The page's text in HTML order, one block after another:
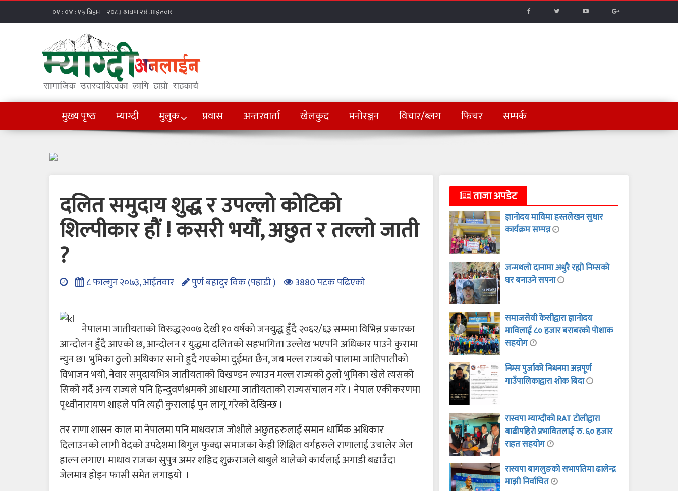
मुख्य पृष्‍ठ म्याग्दी मुलुक प्रवास अन्तरवार्ता खेलकुद मनोरञ्जन विचार/ब्लग फिचर सम्पर्क
दलित समुदाय शुद्ध र उपल्लो कोटिको
शिल्पीकार हौं ! कसरी भयौं, अछुत र तल्लो जाती
?
८ फाल्गुन २०७३, आईतवार पुर्ण बहादुर विक (पहाडी ) 3880 पटक पढिएको
नेपालमा जातीयताको विरुद्ध२००७ देखी १० वर्षको जनयुद्ध हुँदै २०६२/६३ सम्ममा विभिन्न प्रकारका
आन्दोलन हुँदै आएको छ, आन्दोलन र युद्धमा दलितको सहभागिता उल्लेख भएपनि अधिकार पाउने कुरामा
न्युन छ। भुमिका ठुलो अधिकार सानो हुदै गएकोमा दुईमत छैन, जब मल्ल राज्यको पालामा जातिपातीको
विभाजन भयो, नेवार समुदायभित्र जातीयताको विखण्डन ल्याउन मल्ल राज्यको ठुलो भुमिका खेले त्यसको
सिको गर्दै अन्य राज्यले पनि हिन्दुवर्णश्रमको आधारमा जातीयताको राज्यसंचालन गरे । नेपाल एकीकरणमा
पृथ्वीनारायण शाहले पनि त्यही कुरालाई पुन लागू गरेको देखिन्छ ।
तर राणा शासन काल मा नेपालमा पनि माधवराज जोशीले अछुतहरुलाई समान धार्मिक अधिकार
दिलाउनको लागी वेदको उपदेशमा बिगुल फुक्दा समाजका केही शिक्षित वर्गहरुले राणालाई उचालेर जेल
हाल्न लगाए। माधाव राजका सुपुत्र अमर शहिद शुक्रराजले बाबुले थालेको कार्यलाई अगाडी बढाउँदा
जेलमात्र होइन फासी समेत लगाइयो ।
ताजा अपडेट
ज्ञानोदय माविमा हस्तलेखन सुधार
कार्यक्रम सम्पन्न
जन्मथलो दानामा अधुरै रह्यो निम्सको
घर बनाउने सपना
समाजसेवी केसीद्वारा ज्ञानोदय
माविलाई ८० हजार बराबरको पोशाक
सहयोग
निम्स पुर्जाको निधनमा अन्नपूर्ण
गाउँपालिकाद्वारा शोक बिदा
रास्वपा म्याग्दीको RAT टोलीद्वारा
बाढीपहिरो प्रभावितलाई रु. ६० हजार
राहत सहयोग
रास्वपा बागलुङको सभापतिमा ढालेन्द्र
माझी निर्वाचित